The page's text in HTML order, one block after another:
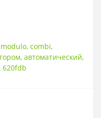
modulo, combi,
, автоматический,
620fdb